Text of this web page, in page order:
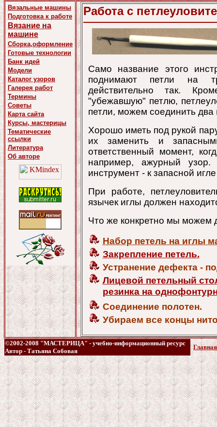
Вязальные машины
Подготовка к работе
Вязание на
машине
Сборка,оформление
Готовые технологии
Банк идей
Модели
Каталог узоров
Галерея работ
Термины
Советы
Карта сайта
Курсы, мастерицы
Тематические
ссылки
Литература
Об авторе
Работа с
Само название этого
поднимают петли на
действительно так.
"убежавшую" петлю,
петли, можем соединить два
Хорошо иметь под рукой
их заменить и
ответственный момент,
например, ажурный узор.
инструмент - к запасной
При работе,
язычек иглы должен
Что же конкретно мы можем
Набор петель на иглы
Закрепление петель.
Устранение дефекта -
Лицевой петельный
резинка на
Соединение полотен.
Убираем все концы
©2002-2008 "МАСТЕРИЦА" - учебно-информационный ресурс
Автор - Татьяна Собовая